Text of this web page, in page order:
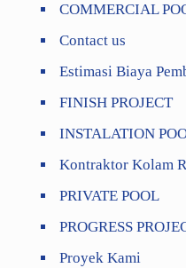
COMMERCIAL
Contact us
Estimasi Biaya
FINISH PROJECT
INSTALATION
Kontraktor Kolam
PRIVATE POOL
PROGRESS
Proyek Kami